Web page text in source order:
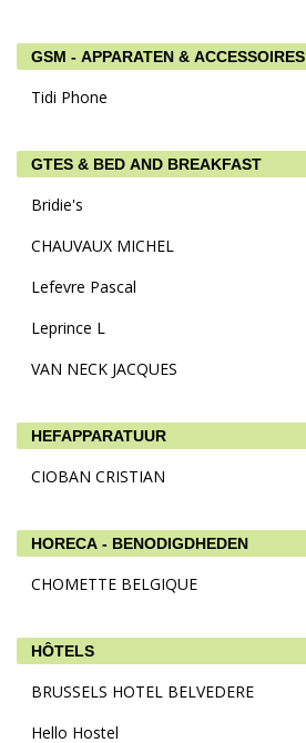
GSM - APPARATEN & ACCESSOIRES
Tidi Phone
GTES & BED AND BREAKFAST
Bridie's
CHAUVAUX MICHEL
Lefevre Pascal
Leprince L
VAN NECK JACQUES
HEFAPPARATUUR
CIOBAN CRISTIAN
HORECA - BENODIGDHEDEN
CHOMETTE BELGIQUE
HÔTELS
BRUSSELS HOTEL BELVEDERE
Hello Hostel